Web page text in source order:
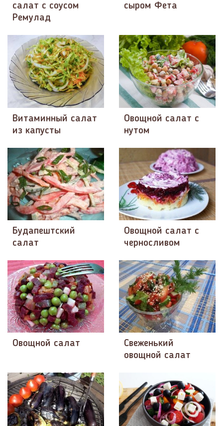
салат с соусом
Ремулад
сыром Фета
Витаминный салат
из капусты
Овощной салат с
нутом
Будапештский
салат
Овощной салат с
черносливом
Овощной салат
Свеженький
овощной салат